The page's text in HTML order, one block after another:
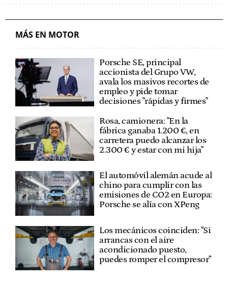
MÁS EN MOTOR
Porsche SE, principal
accionista del Grupo VW,
avala los masivos recortes de
empleo y pide tomar
decisiones "rápidas y firmes"
Rosa, camionera: "En la
fábrica ganaba 1.200 €, en
carretera puedo alcanzar los
2.300 € y estar con mi hija"
El automóvil alemán acude al
chino para cumplir con las
emisiones de CO2 en Europa:
Porsche se alía con XPeng
Los mecánicos coinciden: "Si
arrancas con el aire
acondicionado puesto,
puedes romper el compresor"